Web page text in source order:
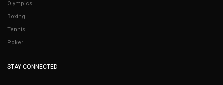
Olympics
Boxing
Tennis
Poker
STAY CONNECTED